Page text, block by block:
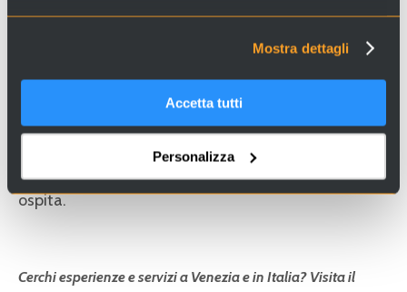
Mostra dettagli
Accetta tutti
Personalizza
Fondazione Guggenheim. Nel palazzo
cinquecentesco che fu la residenza diVittorio Cini,
sono conservate le importanti collezioni d'arte
appartenute al conteche, nel 1984, la figlia Yana
(Venezia, 1924 - Roma, 1989) donò alla
Giorgio Cini,insieme alla parte del palazzo che le
ospita.
Cerchi esperienze e servizi a Venezia e in Italia? Visita il